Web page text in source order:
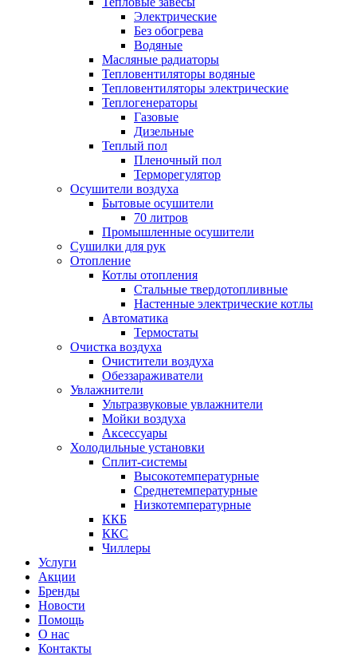
Электрические
Без обогрева
Водяные
Масляные радиаторы
Тепловентиляторы водяные
Тепловентиляторы электрические
Теплогенераторы
Газовые
Дизельные
Теплый пол
Пленочный пол
Терморегулятор
Осушители воздуха
Бытовые осушители
70 литров
Промышленные осушители
Сушилки для рук
Отопление
Котлы отопления
Стальные твердотопливные
Настенные электрические котлы
Автоматика
Термостаты
Очистка воздуха
Очистители воздуха
Обеззараживатели
Увлажнители
Ультразвуковые увлажнители
Мойки воздуха
Аксессуары
Холодильные установки
Сплит-системы
Высокотемпературные
Среднетемпературные
Низкотемпературные
ККБ
ККС
Чиллеры
Услуги
Акции
Бренды
Новости
Помощь
О нас
Контакты